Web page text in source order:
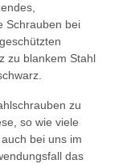
Schrauben bei
zu blankem Stahl
zu
so wie viele
bei uns im
das